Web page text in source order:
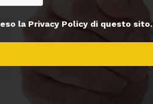
la Privacy Policy di questo sito.